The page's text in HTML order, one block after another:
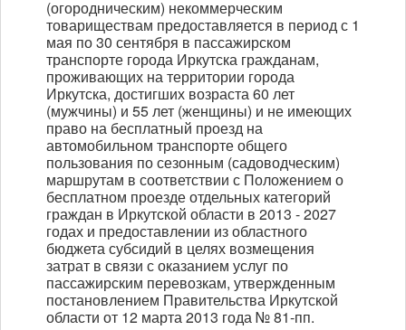
(огородническим) некоммерческим
товариществам предоставляется в период с 1
мая по 30 сентября в пассажирском
транспорте города Иркутска гражданам,
проживающих на территории города
Иркутска, достигших возраста 60 лет
(мужчины) и 55 лет (женщины) и не имеющих
право на бесплатный проезд на
автомобильном транспорте общего
пользования по сезонным (садоводческим)
маршрутам в соответствии с Положением о
бесплатном проезде отдельных категорий
граждан в Иркутской области в 2013 - 2027
годах и предоставлении из областного
бюджета субсидий в целях возмещения
затрат в связи с оказанием услуг по
пассажирским перевозкам, утвержденным
постановлением Правительства Иркутской
области от 12 марта 2013 года № 81-пп.